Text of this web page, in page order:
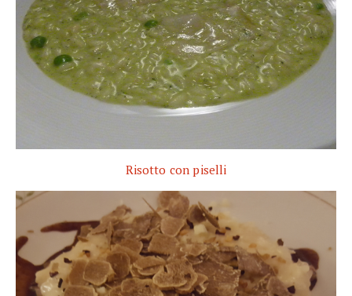
Risotto con piselli